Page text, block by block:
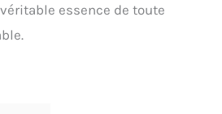
essence de toute